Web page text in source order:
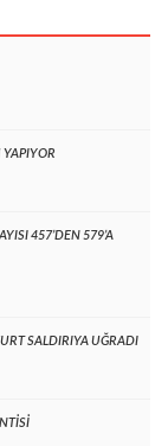
YAPIYOR
457’DEN 579’A
SALDIRIYA UĞRADI